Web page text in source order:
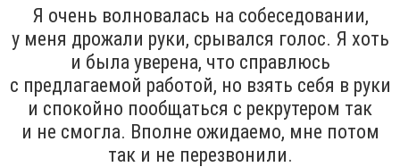
Я очень волновалась на собеседовании,
у меня дрожали руки, срывался голос. Я хоть
и была уверена, что справлюсь
с предлагаемой работой, но взять себя в руки
и спокойно пообщаться с рекрутером так
и не смогла. Вполне ожидаемо, мне потом
так и не перезвонили.